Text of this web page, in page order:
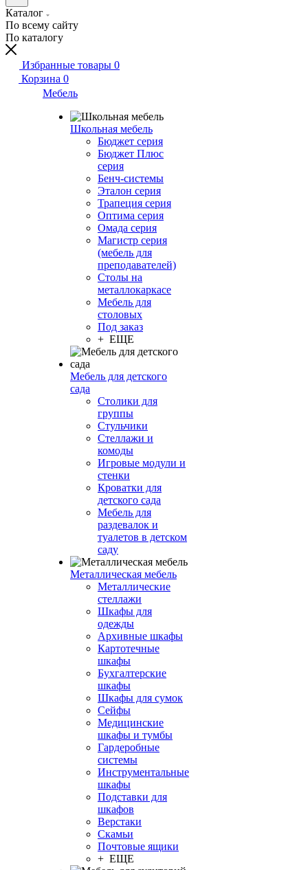
Каталог
По всему сайту
По каталогу
Избранные товары 0
Корзина 0
Мебель
Школьная мебель
Бюджет серия
Бюджет Плюс
серия
Бенч-системы
Эталон серия
Трапеция серия
Оптима серия
Омада серия
Магистр серия
(мебель для
преподавателей)
Столы на
металлокаркасе
Мебель для
столовых
Под заказ
+ ЕЩЕ
Мебель для детского
сада
Столики для
группы
Стульчики
Стеллажи и
комоды
Игровые модули и
стенки
Кроватки для
детского сада
Мебель для
раздевалок и
туалетов в детском
саду
Металлическая мебель
Металлические
стеллажи
Шкафы для
одежды
Архивные шкафы
Картотечные
шкафы
Бухгалтерские
шкафы
Шкафы для сумок
Сейфы
Медицинские
шкафы и тумбы
Гардеробные
системы
Инструментальные
шкафы
Подставки для
шкафов
Верстаки
Скамьи
Почтовые ящики
+ ЕЩЕ